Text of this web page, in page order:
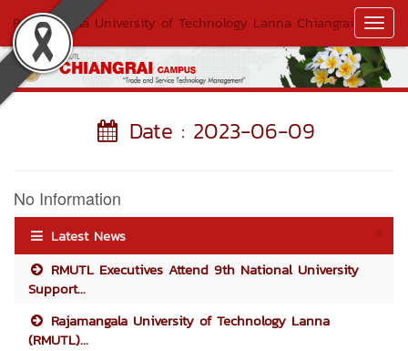
Rajamangala University of Technology Lanna Chiangrai
Date : 2023-06-09
No Information
Latest News
RMUTL Executives Attend 9th National University
Support...
Rajamangala University of Technology Lanna
(RMUTL)...